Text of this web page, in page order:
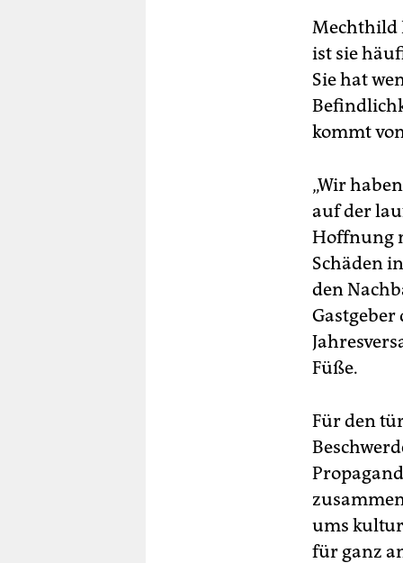
Mechthild
ist sie
Sie hat
kommt
„Wir
auf der
Hoffnung
Schäden
den
Gastgeber
Füße.
Für den
ums
für ganz